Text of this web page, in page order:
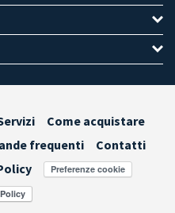
Come acquistare
frequenti
Contatti
Preferenze cookie